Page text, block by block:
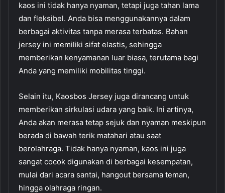
kaos ini tidak hanya nyaman, tetapi juga tahan lama
dan fleksibel. Anda bisa menggunakannya dalam
berbagai aktivitas tanpa merasa terbatas. Bahan
jersey ini memiliki sifat elastis, sehingga
memberikan kenyamanan luar biasa, terutama bagi
Anda yang memiliki mobilitas tinggi.
Selain itu, Kaosbos Jersey juga dirancang untuk
memberikan sirkulasi udara yang baik. Ini artinya,
Anda akan merasa tetap sejuk dan nyaman meskipun
berada di bawah terik matahari atau saat
berolahraga. Tidak hanya nyaman, kaos ini juga
sangat cocok digunakan di berbagai kesempatan,
mulai dari acara santai, hangout bersama teman,
hingga olahraga ringan.